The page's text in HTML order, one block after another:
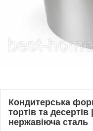
Кондитерська
тортів та
нержавіюча сталь